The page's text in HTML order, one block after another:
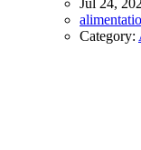
Jul 24,
Category: